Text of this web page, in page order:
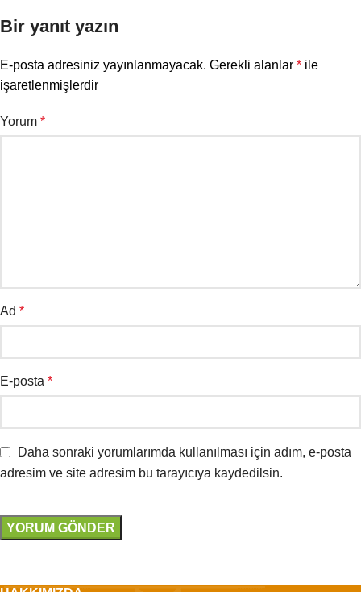
Bir yanıt yazın
E-posta adresiniz yayınlanmayacak. Gerekli alanlar * ile
işaretlenmişlerdir
Yorum *
Ad *
E-posta *
Daha sonraki yorumlarımda kullanılması için adım, e-posta
adresim ve site adresim bu tarayıcıya kaydedilsin.